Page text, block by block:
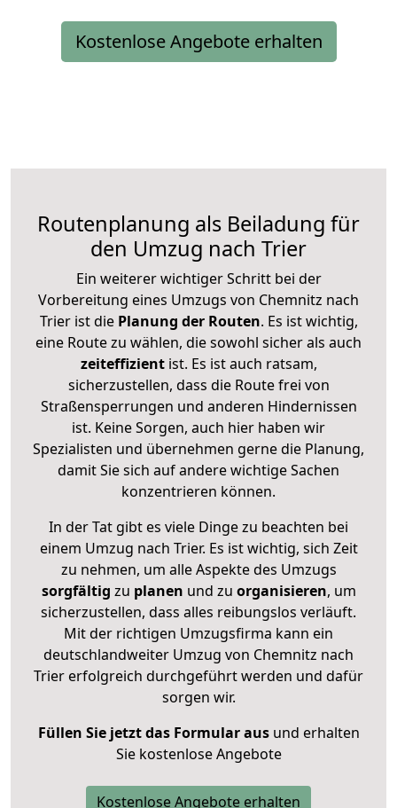
Kostenlose Angebote erhalten
Routenplanung als Beiladung für
den Umzug nach Trier
Ein weiterer wichtiger Schritt bei der
Vorbereitung eines Umzugs von Chemnitz nach
Trier ist diePlanung der Routen. Es ist wichtig,
eine Route zu wählen, die sowohl sicher als auch
zeiteffizientist. Es ist auch ratsam,
sicherzustellen, dass die Route frei von
Straßensperrungen und anderen Hindernissen
ist. Keine Sorgen, auch hier haben wir
Spezialisten und übernehmen gerne die Planung,
damit Sie sich auf andere wichtige Sachen
konzentrieren können.
In der Tat gibt es viele Dinge zu beachten bei
einem Umzug nach Trier. Es ist wichtig, sich Zeit
zu nehmen, um alle Aspekte des Umzugs
sorgfältig zu planen und zu organisieren, um
sicherzustellen, dass alles reibungslos verläuft.
Mit der richtigen Umzugsfirma kann ein
deutschlandweiter Umzug von Chemnitz nach
Trier erfolgreich durchgeführt werden und dafür
sorgen wir.
Füllen Sie jetzt das Formular ausund erhalten
Sie kostenlose Angebote
Kostenlose Angebote erhalten